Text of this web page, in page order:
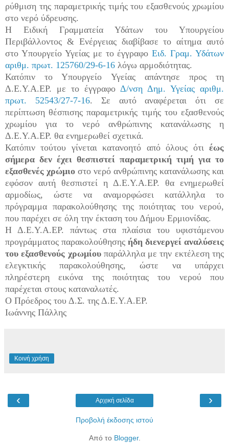
ρύθμιση της παραμετρικής τιμής του εξασθενούς χρωμίου
στο νερό ύδρευσης.
Η Ειδική Γραμματεία Υδάτων του Υπουργείου
Περιβάλλοντος & Ενέργειας διαβίβασε το αίτημα αυτό
στο Υπουργείο Υγείας με το έγγραφοΕιδ. Γραμ. Υδάτων
αριθμ. πρωτ. 125760/29-6-16 λόγω αρμοδιότητας.
Κατόπιν το Υπουργείο Υγείας απάντησε προς τη
Δ.Ε.Υ.Α.ΕΡ. με το έγγραφο Δ/νση Δημ. Υγείας αριθμ.
πρωτ. 52543/27-7-16. Σε αυτό αναφέρεται ότι σε
περίπτωση θέσπισης παραμετρικής τιμής του εξασθενούς
χρωμίου για το νερό ανθρώπινης κατανάλωσης η
Δ.Ε.Υ.Α.ΕΡ. θα ενημερωθεί σχετικά.
Κατόπιν τούτου γίνεται κατανοητό από όλους ότι έως
σήμερα δεν έχει θεσπιστεί παραμετρική τιμή για το
εξασθενές χρώμιο στο νερό ανθρώπινης κατανάλωσης και
εφόσον αυτή θεσπιστεί η Δ.Ε.Υ.Α.ΕΡ. θα ενημερωθεί
αρμοδίως, ώστε να αναμορφώσει κατάλληλα το
πρόγραμμα παρακολούθησης της ποιότητας του νερού,
που παρέχει σε όλη την έκταση του Δήμου Ερμιονίδας.
Η Δ.Ε.Υ.Α.ΕΡ. πάντως στα πλαίσια του υφιστάμενου
προγράμματος παρακολούθησης ήδη διενεργεί αναλύσεις
του εξασθενούς χρωμίουπαράλληλα με την εκτέλεση της
ελεγκτικής παρακολούθησης, ώστε να υπάρχει
πληρέστερη εικόνα της ποιότητας του νερού που
παρέχεται στους καταναλωτές.
Ο Πρόεδρος του Δ.Σ. της Δ.Ε.Υ.Α.ΕΡ.
Ιωάννης Πάλλης
Κοινή χρήση
‹ ›
Αρχική σελίδα
Προβολή έκδοσης ιστού
Από το Blogger.